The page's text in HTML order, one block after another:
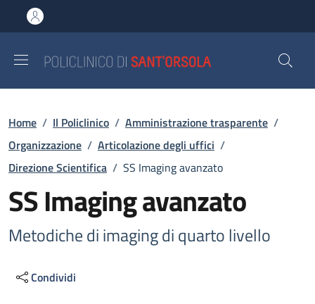
al contenuto principale
to footer content
Briciole di pane
Home / Il Policlinico / Amministrazione trasparente /
Organizzazione / Articolazione degli uffici /
Direzione Scientifica / SS Imaging avanzato
SS Imaging avanzato
Metodiche di imaging di quarto livello
Condividi